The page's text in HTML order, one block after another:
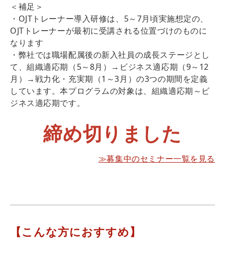
＜補足＞
・OJTトレーナー導入研修は、5～7月頃実施想定の、
OJTトレーナーが最初に受講される位置づけのものに
なります
・弊社では職場配属後の新入社員の成長ステージとし
て、組織適応期（5～8月）→ビジネス適応期（9～12
月）→戦力化・充実期（1～3月）の3つの期間を定義
しています。本プログラムの対象は、組織適応期～ビ
ジネス適応期です。
締め切りました
≫募集中のセミナー一覧を見る
【こんな方におすすめ】